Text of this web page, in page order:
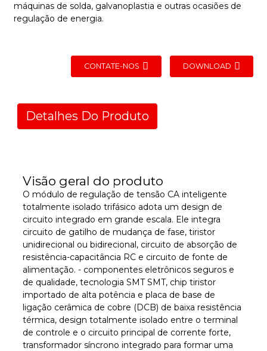
máquinas de solda, galvanoplastia e outras ocasiões de
regulação de energia.
CONTATE-NOS DOWNLOAD
Detalhes Do Produto
Visão geral do produto
O módulo de regulação de tensão CA inteligente
totalmente isolado trifásico adota um design de
circuito integrado em grande escala. Ele integra
circuito de gatilho de mudança de fase, tiristor
unidirecional ou bidirecional, circuito de absorção de
resistência-capacitância RC e circuito de fonte de
alimentação. - componentes eletrônicos seguros e
de qualidade, tecnologia SMT SMT, chip tiristor
importado de alta potência e placa de base de
ligação cerâmica de cobre (DCB) de baixa resistência
térmica, design totalmente isolado entre o terminal
de controle e o circuito principal de corrente forte,
transformador síncrono integrado para formar uma